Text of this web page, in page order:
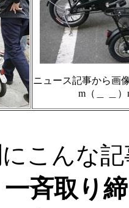
ニュース記事から画
m（＿ ＿
にこんな
斉取り